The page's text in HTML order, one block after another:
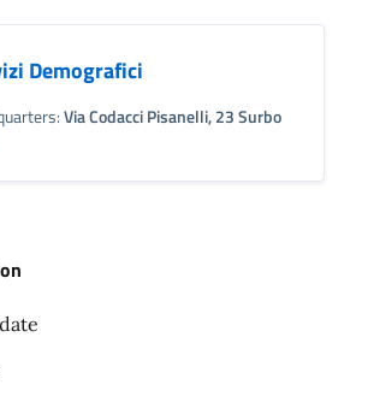
Demografici
Via Codacci Pisanelli, 23 Surbo